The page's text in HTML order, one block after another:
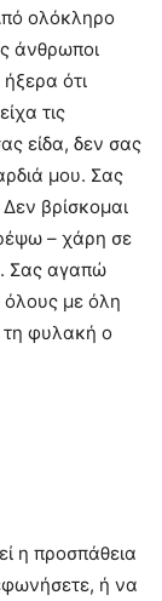
ολόκληρο
άνθρωποι
ότι
τις
είδα, δεν σας
μου. Σας
βρίσκομαι
– χάρη σε
Σας αγαπώ
με όλη
τη φυλακή ο
η προσπάθεια
ή να